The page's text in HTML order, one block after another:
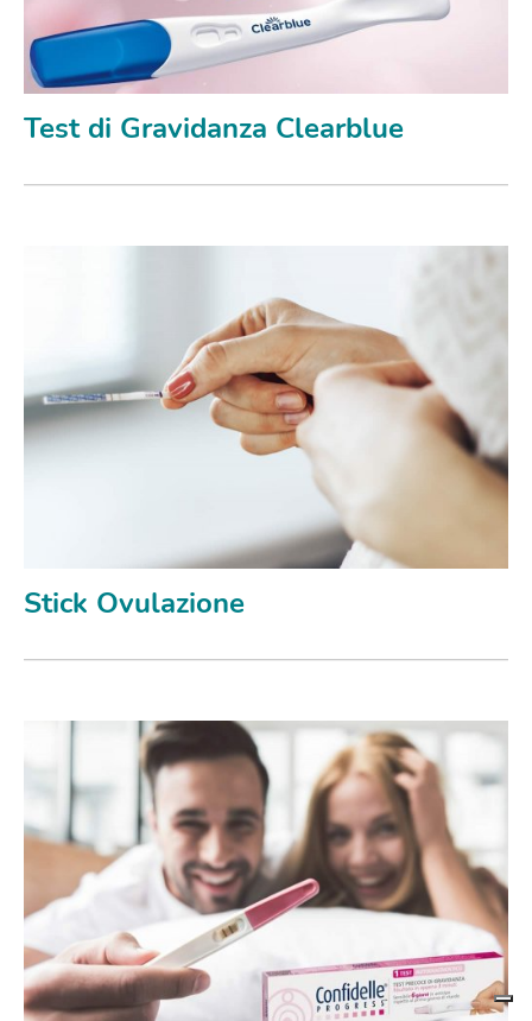
Test di Gravidanza Clearblue
Stick Ovulazione